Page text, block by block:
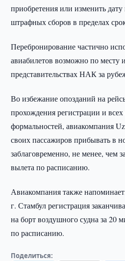
приобретения или изменить
штрафных сборов в пределах
Перебронирование частично
авиабилетов возможно по месту
представительствах НАК за
Во избежание опозданий на
прохождения регистрации и
формальностей, авиакомпания
своих пассажиров прибывать в
заблаговременно, не менее, чем
вылета по расписанию.
Авиакомпания также
г. Стамбул регистрация
на борт воздушного судна за 20
по расписанию.
Поделиться: